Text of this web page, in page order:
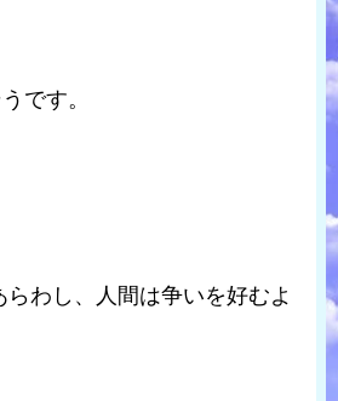
です。
わし、人間は争いを好むよ